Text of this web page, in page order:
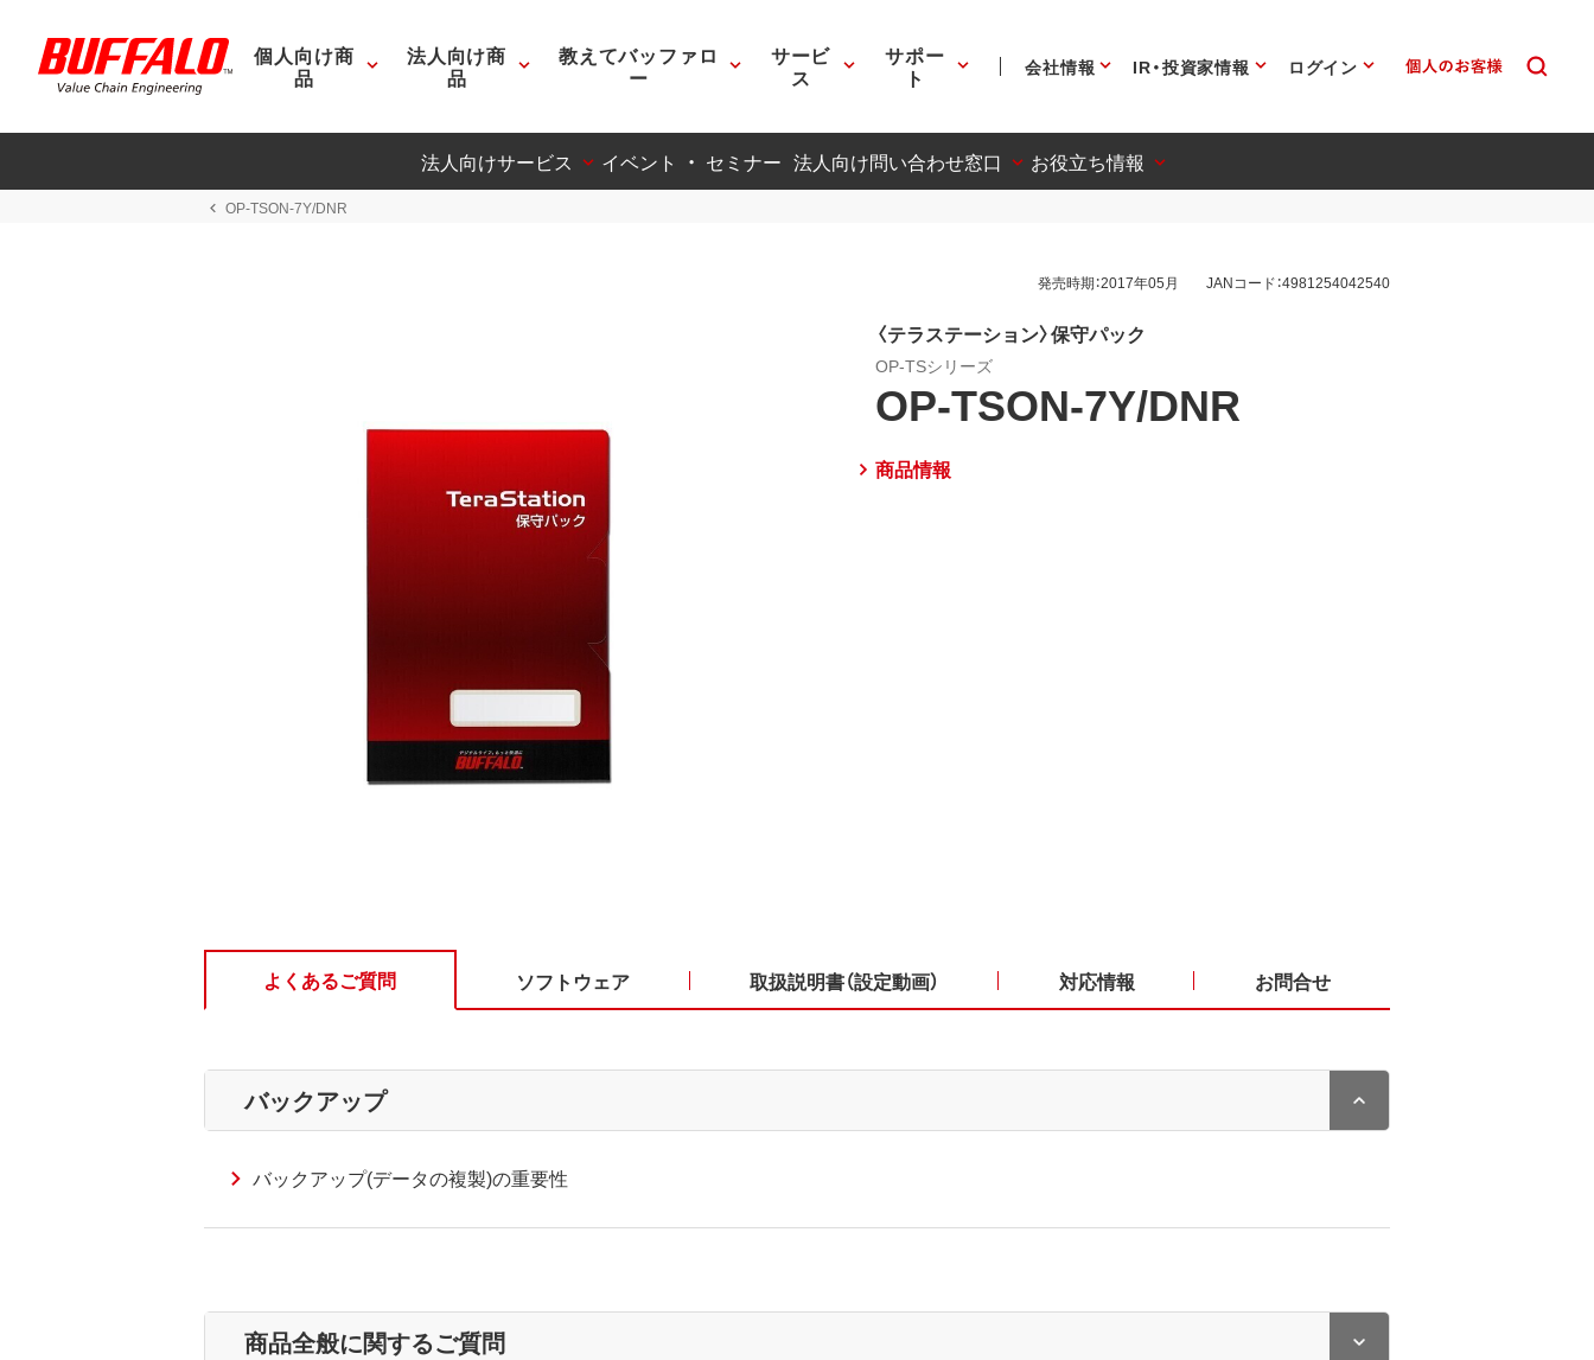
個人向け商
品
法人向け商
品
教えてバッファロ
ー
サービ
ス
サポー
ト 会社情報 IR・投資家情報 ログイン
法人向けサービス イベント ・ セミナー 法人向け問い合わせ窓口 お役立ち情報
OP-TSON-7Y/DNR
発売時期：2017年05月 JANコード：4981254042540
〈テラステーション〉保守パック
OP-TSシリーズ
OP-TSON-7Y/DNR
商品情報
よくあるご質問 ソフトウェア 取扱説明書（設定動画） 対応情報 お問合せ
バックアップ
バックアップ(データの複製)の重要性
商品全般に関するご質問